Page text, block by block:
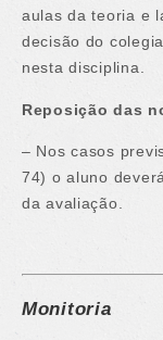
aulas da teoria e
decisão do
nesta disciplina.
Reposição das
– Nos casos
74) o aluno
da avaliação.
Monitoria